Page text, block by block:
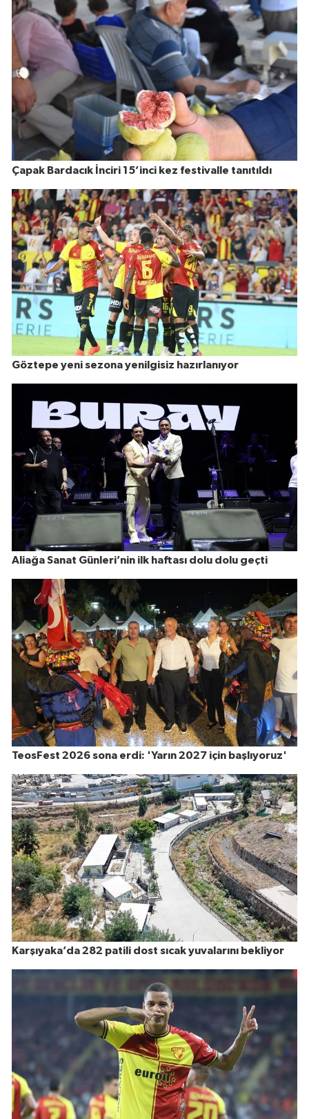
Çapak Bardacık İnciri 15’inci kez festivalle tanıtıldı
Göztepe yeni sezona yenilgisiz hazırlanıyor
Aliağa Sanat Günleri’nin ilk haftası dolu dolu geçti
TeosFest 2026 sona erdi: 'Yarın 2027 için başlıyoruz'
Karşıyaka’da 282 patili dost sıcak yuvalarını bekliyor